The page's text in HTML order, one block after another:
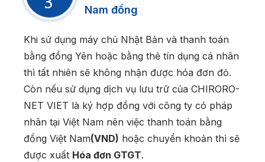
Nam đồng
Khi sử dụng máy chủ Nhật Bản và thanh toán
bằng đồng Yên hoặc bằng thẻ tín dụng cá nhân
thì tất nhiên sẽ không nhận được hóa đơn đỏ.
Còn nếu sử dụng dịch vụ lưu trữ của CHIRORO-
NET VIET là ký hợp đồng với công ty có pháp
nhân tại Việt Nam nên việc thanh toán bằng
đồng Việt Nam(VND) hoặc chuyển khoản thì sẽ
được xuất Hóa đơn GTGT.